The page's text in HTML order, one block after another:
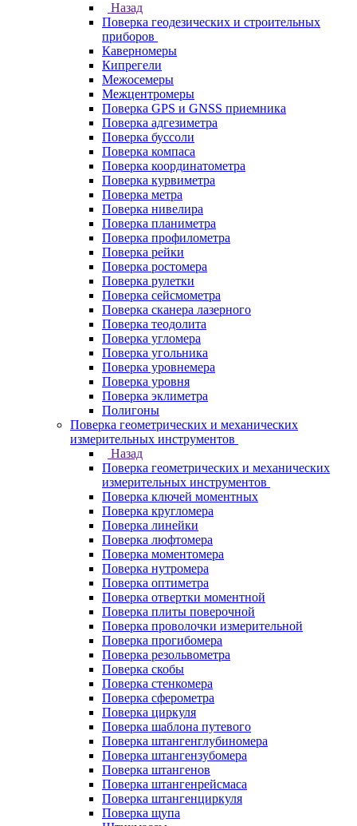
Назад
Поверка геодезических и строительных
приборов
Каверномеры
Кипрегели
Межосемеры
Межцентромеры
Поверка GPS и GNSS приемника
Поверка адгезиметра
Поверка буссоли
Поверка компаса
Поверка координатометра
Поверка курвиметра
Поверка метра
Поверка нивелира
Поверка планиметра
Поверка профилометра
Поверка рейки
Поверка ростомера
Поверка рулетки
Поверка сейсмометра
Поверка сканера лазерного
Поверка теодолита
Поверка угломера
Поверка угольника
Поверка уровнемера
Поверка уровня
Поверка эклиметра
Полигоны
Поверка геометрических и механических
измерительных инструментов
Назад
Поверка геометрических и механических
измерительных инструментов
Поверка ключей моментных
Поверка кругломера
Поверка линейки
Поверка люфтомера
Поверка моментомера
Поверка нутромера
Поверка оптиметра
Поверка отвертки моментной
Поверка плиты поверочной
Поверка проволочки измерительной
Поверка прогибомера
Поверка резольвометра
Поверка скобы
Поверка стенкомера
Поверка сферометра
Поверка циркуля
Поверка шаблона путевого
Поверка штангенглубиномера
Поверка штангензубомера
Поверка штангенов
Поверка штангенрейсмаса
Поверка штангенциркуля
Поверка щупа